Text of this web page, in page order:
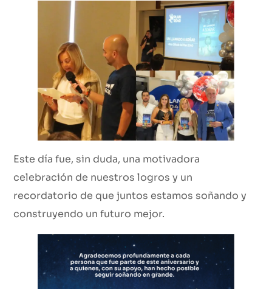
Este día fue, sin duda, una motivadora
celebración de nuestros logros y un
recordatorio de que juntos estamos soñando y
construyendo un futuro mejor.